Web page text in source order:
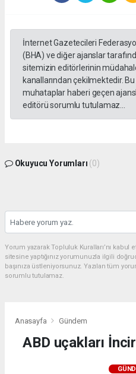
İnternet Gazetecileri
(BHA) ve diğer ajanslar
sitemizin editörlerinin
kanallarından çekilmektedir.
muhataplar haberi geçen
editörü sorumlu tutulamaz...
Okuyucu Yorumları (0)
Yorum yazarak Topluluk Kuralları’nı
sitesine yaptığınız yorumunuzla ilgili
başınıza üstleniyorsunuz. Yazılan tüm
sorumlu tutulamaz.
Anasayfa Gündem
ABD uçakları